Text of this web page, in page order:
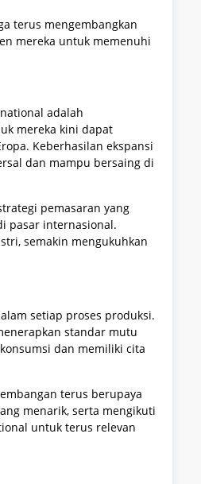
terus mengembangkan
mereka untuk memenuhi
adalah
mereka kini dapat
Keberhasilan ekspansi
dan mampu bersaing di
pemasaran yang
pasar internasional.
semakin mengukuhkan
setiap proses produksi.
standar mutu
dan memiliki cita
terus berupaya
menarik, serta mengikuti
untuk terus relevan